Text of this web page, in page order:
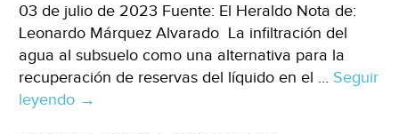
03 de julio de 2023 Fuente: El Heraldo Nota de:
Leonardo Márquez Alvarado La infiltración del
agua al subsuelo como una alternativa para la
recuperación de reservas del líquido en el … Seguir
leyendo Aguascalientes-
→